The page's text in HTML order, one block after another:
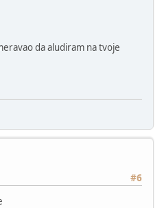
da aludiram na tvoje
#6